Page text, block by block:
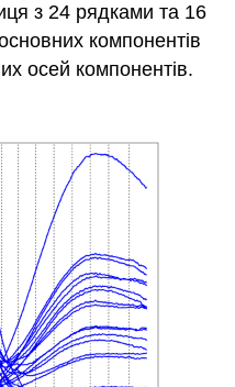
з 24 рядками та 16
компонентів
осей компонентів.